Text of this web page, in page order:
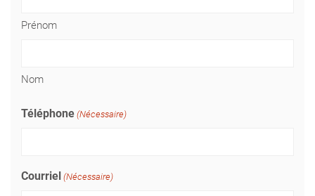
Prénom
Nom
Téléphone (Nécessaire)
Courriel (Nécessaire)